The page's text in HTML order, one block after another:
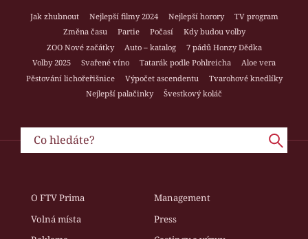
Jak zhubnout Nejlepší filmy 2024 Nejlepší horory
TV program
Změna času
Partie Počasí
Kdy budou volby
ZOO Nové začátky
Auto – katalog
7 pádů Honzy Dědka
Volby 2025
Svařené víno Tatarák podle Pohlreicha
Aloe vera
Pěstování lichořeřišnice
Výpočet ascendentu
Tvarohové knedlíky
Nejlepší palačinky
Švestkový koláč
O FTV Prima
Management
Volná místa
Press